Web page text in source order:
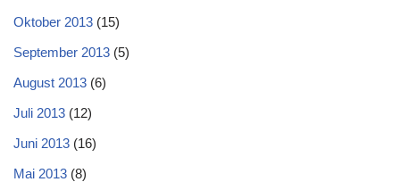
Oktober 2013 (15)
September 2013 (5)
August 2013 (6)
Juli 2013 (12)
Juni 2013 (16)
Mai 2013 (8)